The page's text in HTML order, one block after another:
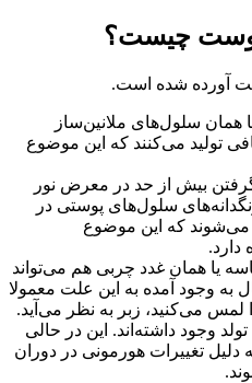
چیست؟
آورده شده است.
همان سلول‌های ملانین‌ساز
تولید می‌کنند که این موضوع
گرفتن بیش از حد در معرض نور
سلول‌های پوستی در
که این موضوع
یا همان غدد چربی هم می‌تواند
به وجود آمده به این علت معمولا
می‌کنید، زبر به نظر می‌آید.
وجود داشته‌اند. این در حالی
تغییرات هورمونی در دوران